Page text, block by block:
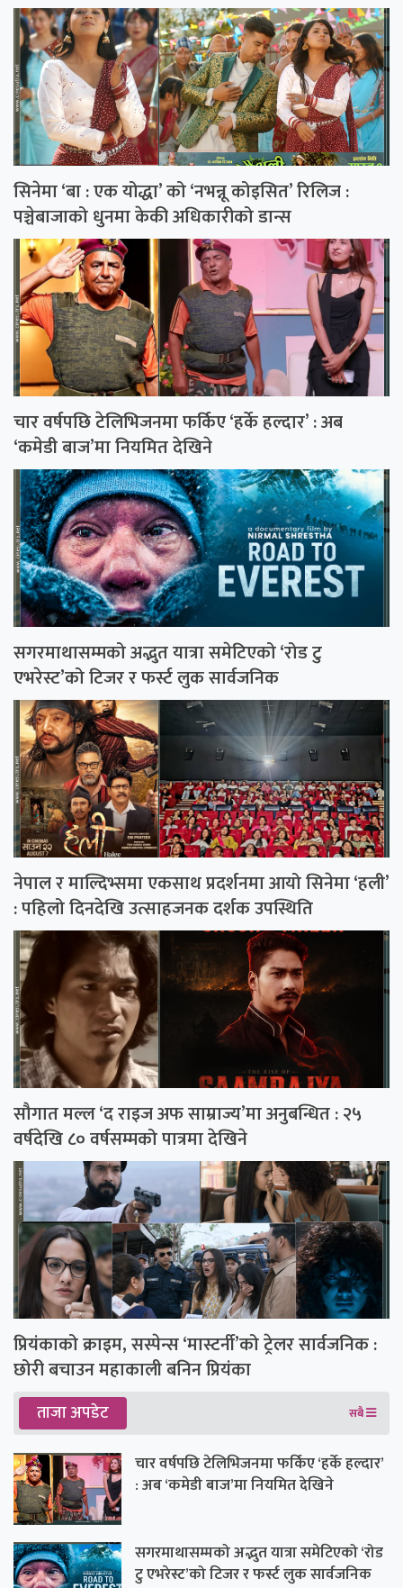
सिनेमा ‘बा : एक योद्धा’ को ‘नभन्नू कोइसित’ रिलिज :
पञ्चेबाजाको धुनमा केकी अधिकारीको डान्स
चार वर्षपछि टेलिभिजनमा फर्किए ‘हर्के हल्दार’ : अब
‘कमेडी बाज’मा नियमित देखिने
सगरमाथासम्मको अद्भुत यात्रा समेटिएको ‘रोड टु
एभरेस्ट’को टिजर र फर्स्ट लुक सार्वजनिक
नेपाल र माल्दिभ्समा एकसाथ प्रदर्शनमा आयो सिनेमा ‘हली’
: पहिलो दिनदेखि उत्साहजनक दर्शक उपस्थिति
सौगात मल्ल ‘द राइज अफ साम्राज्य’मा अनुबन्धित : २५
वर्षदेखि ८० वर्षसम्मको पात्रमा देखिने
प्रियंकाको क्राइम, सस्पेन्स ‘मास्टर्नी’को ट्रेलर सार्वजनिक :
छोरी बचाउन महाकाली बनिन प्रियंका
ताजा अपडेट सबै
चार वर्षपछि टेलिभिजनमा फर्किए ‘हर्के हल्दार’
: अब ‘कमेडी बाज’मा नियमित देखिने
सगरमाथासम्मको अद्भुत यात्रा समेटिएको ‘रोड
टु एभरेस्ट’को टिजर र फर्स्ट लुक सार्वजनिक